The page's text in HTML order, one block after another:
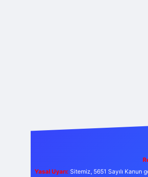
Yasal Uyarı: Sitemiz, 5651 Sayılı Kanun